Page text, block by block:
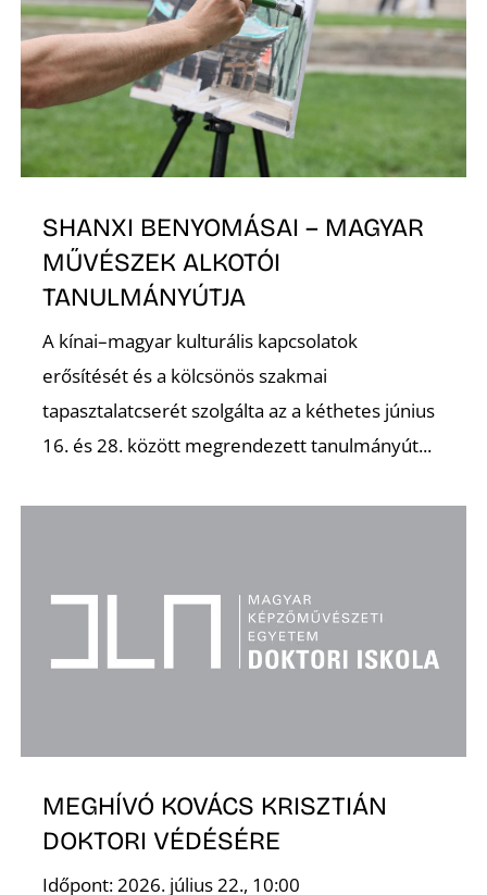
SHANXI BENYOMÁSAI – MAGYAR
MŰVÉSZEK ALKOTÓI
TANULMÁNYÚTJA
A kínai–magyar kulturális kapcsolatok
erősítését és a kölcsönös szakmai
tapasztalatcserét szolgálta az a kéthetes június
16. és 28. között megrendezett tanulmányút...
MEGHÍVÓ KOVÁCS KRISZTIÁN
DOKTORI VÉDÉSÉRE
Időpont: 2026. július 22., 10:00